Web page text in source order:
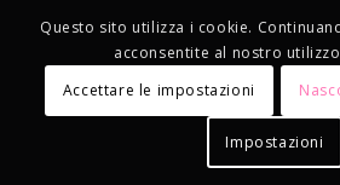
Questo sito utilizza i cookie.
acconsentite al nostro
Accettare le impostazioni
Impostazioni